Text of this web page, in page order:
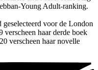
Young Adult-ranking.
voor de London
haar derde boek
verscheen haar novelle